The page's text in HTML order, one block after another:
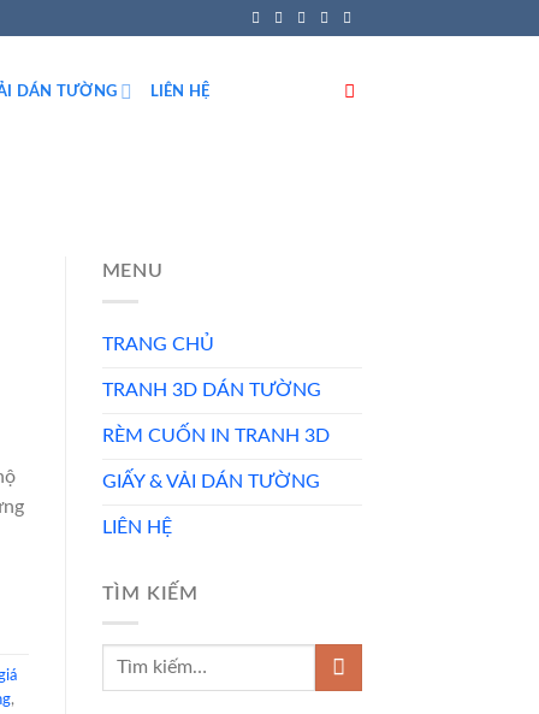
DÁN TƯỜNG LIÊN HỆ
,
MENU
TRANG CHỦ
TRANH 3D DÁN TƯỜNG
RÈM CUỐN IN TRANH 3D
GIẤY & VẢI DÁN TƯỜNG
LIÊN HỆ
TÌM KIẾM